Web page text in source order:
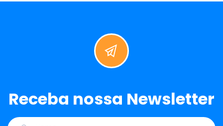
Receba nossa Newsletter